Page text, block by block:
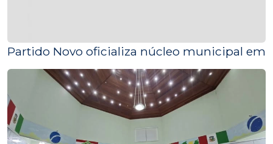
Partido Novo oficializa núcleo municipal em